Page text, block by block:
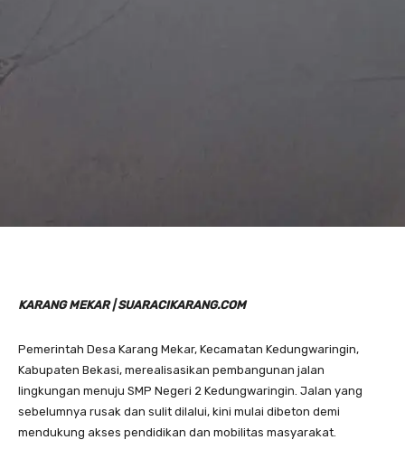
KARANG MEKAR | SUARACIKARANG.COM
Pemerintah Desa Karang Mekar, Kecamatan Kedungwaringin,
Kabupaten Bekasi, merealisasikan pembangunan jalan
lingkungan menuju SMP Negeri 2 Kedungwaringin. Jalan yang
sebelumnya rusak dan sulit dilalui, kini mulai dibeton demi
mendukung akses pendidikan dan mobilitas masyarakat.